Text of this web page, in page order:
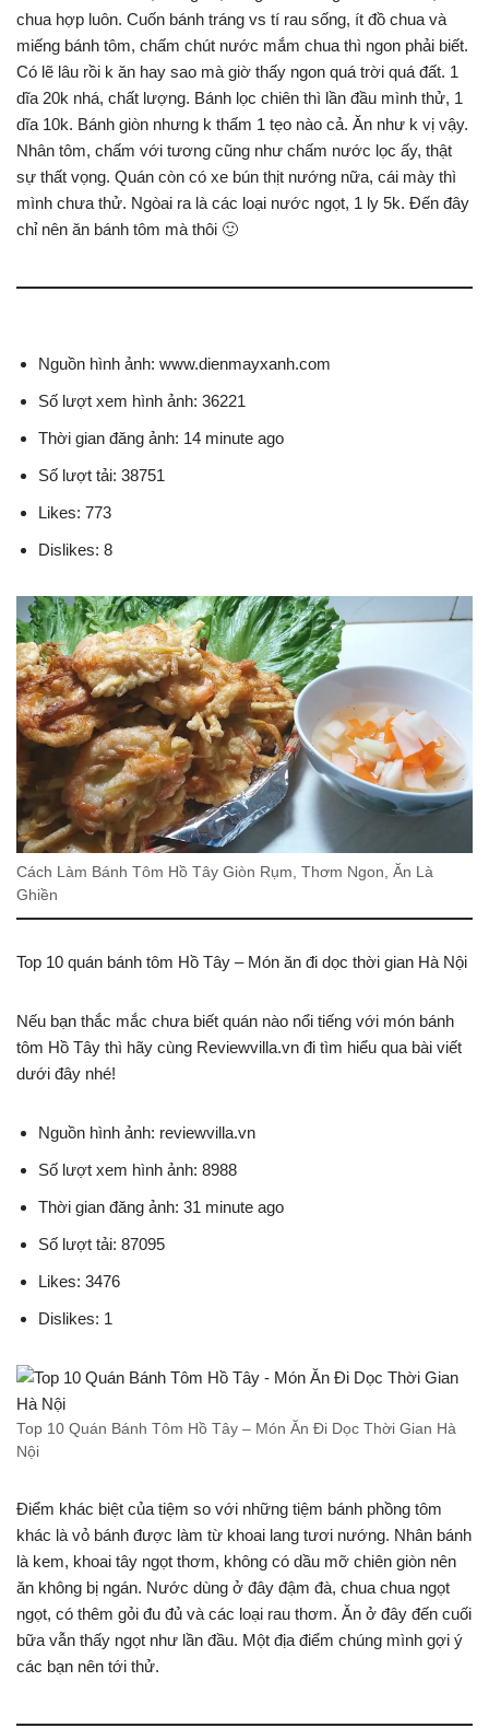
chua hợp luôn. Cuốn bánh tráng vs tí rau sống, ít đồ chua và
miếng bánh tôm, chấm chút nước mắm chua thì ngon phải biết.
Có lẽ lâu rồi k ăn hay sao mà giờ thấy ngon quá trời quá đất. 1
dĩa 20k nhá, chất lượng. Bánh lọc chiên thì lần đầu mình thử, 1
dĩa 10k. Bánh giòn nhưng k thấm 1 tẹo nào cả. Ăn như k vị vậy.
Nhân tôm, chấm với tương cũng như chấm nước lọc ấy, thật
sự thất vọng. Quán còn có xe bún thịt nướng nữa, cái mày thì
mình chưa thử. Ngòai ra là các loại nước ngọt, 1 ly 5k. Đến đây
chỉ nên ăn bánh tôm mà thôi 🙂
Nguồn hình ảnh: www.dienmayxanh.com
Số lượt xem hình ảnh: 36221
Thời gian đăng ảnh: 14 minute ago
Số lượt tải: 38751
Likes: 773
Dislikes: 8
Cách Làm Bánh Tôm Hồ Tây Giòn Rụm, Thơm Ngon, Ăn Là
Ghiền
Top 10 quán bánh tôm Hồ Tây – Món ăn đi dọc thời gian Hà Nội
Nếu bạn thắc mắc chưa biết quán nào nổi tiếng với món bánh
tôm Hồ Tây thì hãy cùng Reviewvilla.vn đi tìm hiểu qua bài viết
dưới đây nhé!
Nguồn hình ảnh: reviewvilla.vn
Số lượt xem hình ảnh: 8988
Thời gian đăng ảnh: 31 minute ago
Số lượt tải: 87095
Likes: 3476
Dislikes: 1
Top 10 Quán Bánh Tôm Hồ Tây – Món Ăn Đi Dọc Thời Gian Hà
Nội
Điểm khác biệt của tiệm so với những tiệm bánh phồng tôm
khác là vỏ bánh được làm từ khoai lang tươi nướng. Nhân bánh
là kem, khoai tây ngọt thơm, không có dầu mỡ chiên giòn nên
ăn không bị ngán. Nước dùng ở đây đậm đà, chua chua ngọt
ngọt, có thêm gỏi đu đủ và các loại rau thơm. Ăn ở đây đến cuối
bữa vẫn thấy ngọt như lần đầu. Một địa điểm chúng mình gợi ý
các bạn nên tới thử.